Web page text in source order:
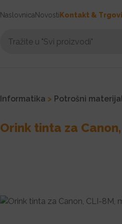
NaslovnicaNovosti Kontakt &
Informatika > Potrošni
Orink tinta za